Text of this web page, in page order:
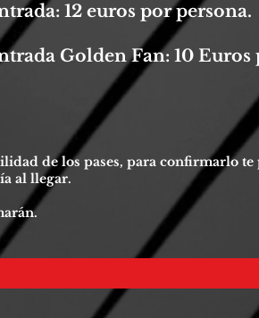
12 euros por persona.
Golden Fan: 10 Euros
de los pases, para confirmarlo
al llegar.